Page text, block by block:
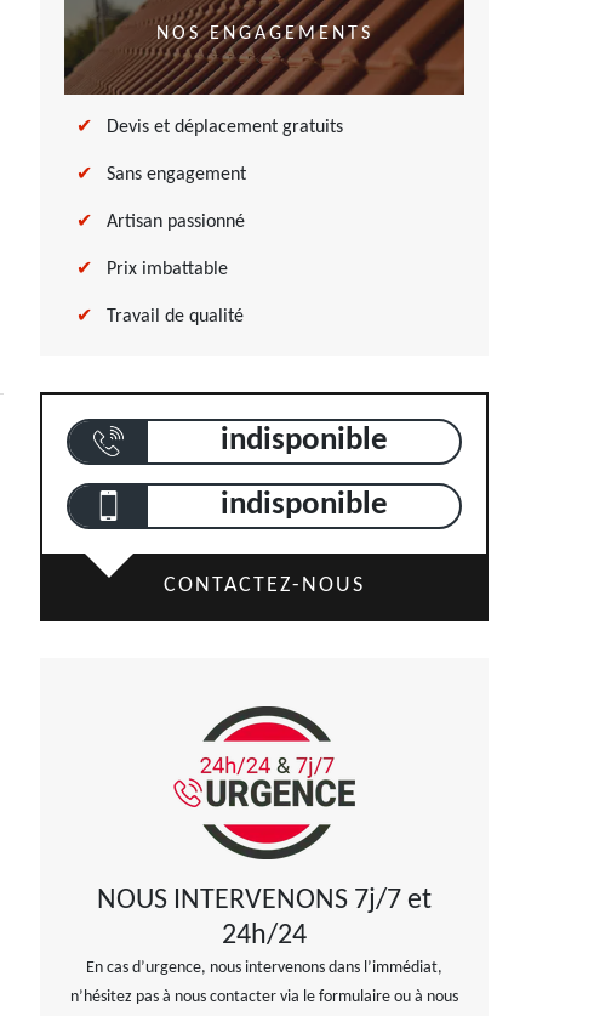
NOS ENGAGEMENTS
Devis et déplacement gratuits
Sans engagement
Artisan passionné
Prix imbattable
Travail de qualité
indisponible
indisponible
CONTACTEZ-NOUS
NOUS INTERVENONS 7j/7 et
24h/24
En cas d’urgence, nous intervenons dans l’immédiat,
n’hésitez pas à nous contacter via le formulaire ou à nous